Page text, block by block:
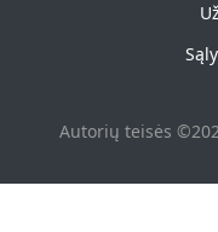
Autorių teisės